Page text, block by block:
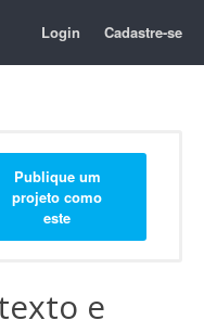
Login Cadastre-se
Publique um
projeto como
este
e